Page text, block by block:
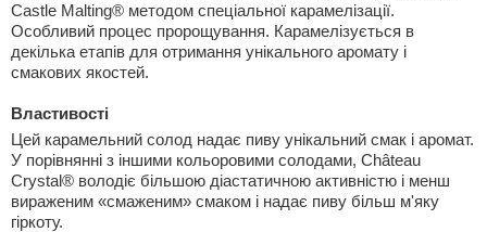
Castle Malting® методом спеціальної карамелізації.
Особливий процес пророщування. Карамелізується в
декілька етапів для отримання унікального аромату і
смакових якостей.
Властивості
Цей карамельний солод надає пиву унікальний смак і аромат.
У порівнянні з іншими кольоровими солодами, Château
Crystal® володіє більшою діастатичною активністю і менш
вираженим «смаженим» смаком і надає пиву більш м'яку
гіркоту.